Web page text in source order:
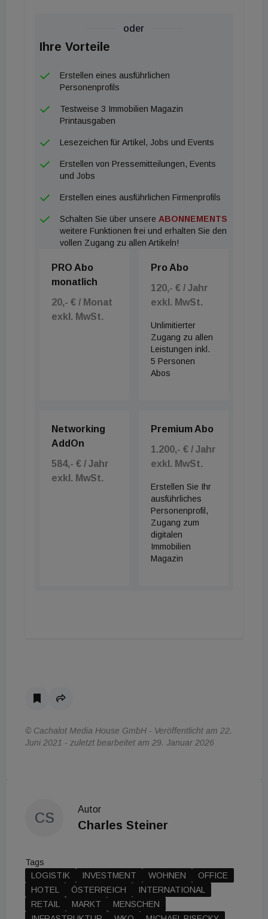
Michael Pisecky, Fachgruppenobmann der Wiener
Immobilien- und Vermögenstreuhänder, sieht vor
allem eine Verschiebung aus Wien in das Wiener
Umland: „Neben dem Wiener Stadtrand betrifft das
noch viel mehr Niederösterreich und das nördliche
Burgenland. Auch in Graz und Linz und im jeweiligen
entwickelt.“ „Die Preissteigerung betrifft das
Regionen stärker begünstigt waren, wie sich aus
dem Preisspiegel mit Blick auf die einzelnen
Bundesländer erkennen lässt“, so Gerald Gollenz,
Vermögenstreuhänder in der Wirtschaftskammer
Steiermark.
oder
Ihre Vorteile
Erstellen eines ausführlichen
Personenprofils
Testweise 3 Immobilien Magazin
Printausgaben
Lesezeichen für Artikel, Jobs und Events
Erstellen von Pressemitteilungen, Events
und Jobs
Erstellen eines ausführlichen Firmenprofils
Schalten Sie über unsere ABONNEMENTS
weitere Funktionen frei und erhalten Sie den
vollen Zugang zu allen Artikeln!
PRO Abo
monatlich
20,- € / Monat
exkl. MwSt.
Pro Abo
120,- € / Jahr
exkl. MwSt.
Unlimitierter
Zugang zu allen
Leistungen inkl.
5 Personen
Abos
Networking
AddOn
584,- € / Jahr
exkl. MwSt.
Premium Abo
1.200,- € / Jahr
exkl. MwSt.
Erstellen Sie Ihr
ausführliches
Personenprofil,
Zugang zum
digitalen
Immobilien
Magazin
© Cachalot Media House GmbH - Veröffentlicht am 22.
Juni 2021 - zuletzt bearbeitet am 29. Januar 2026
CS
Autor
Charles Steiner
Tags
LOGISTIK
INVESTMENT WOHNEN
OFFICE
HOTEL
ÖSTERREICH
INTERNATIONAL
RETAIL
MARKT
MENSCHEN